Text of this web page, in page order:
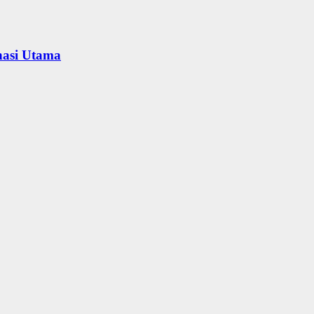
Utama